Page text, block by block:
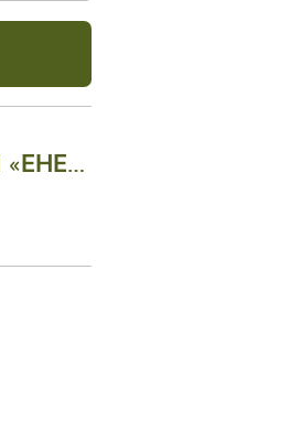
ТОВ «НВП «ЕНЕРГІЯ НОВАЦІЇ»